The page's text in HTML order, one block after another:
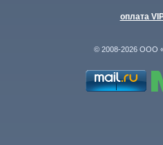
оплата
© 2008-2026 ООО